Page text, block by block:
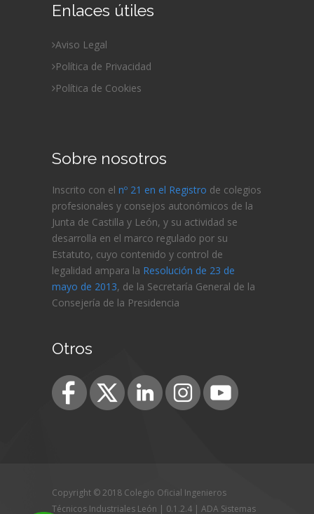
Enlaces útiles
Aviso Legal
Política de Privacidad
Política de Cookies
Sobre nosotros
Inscrito con el nº 21 en el Registro de colegios
profesionales y consejos autonómicos de la
Junta de Castilla y León, y su actividad se
desarrolla en el marco regulado por su
Estatuto, cuyo contenido y control de
legalidad ampara la Resolución de 23 de
mayo de 2013, de la Secretaría General de la
Consejería de la Presidencia
Otros
Copyright © 2018 Colegio Oficial Ingenieros
Técnicos Industriales León | 0.1.2.4 | ADA Sistemas